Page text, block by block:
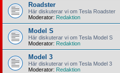
Roadster
Här diskuterar vi om Tesla Roadster
Moderator: Redaktion
Model S
Här diskuterar vi om Tesla Model S
Moderator: Redaktion
Model 3
Här diskuterar vi om Tesla Model 3
Moderator: Redaktion